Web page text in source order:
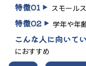
特徴01 スモール
特徴02 学年や年
こんな人に向いて
におすすめ